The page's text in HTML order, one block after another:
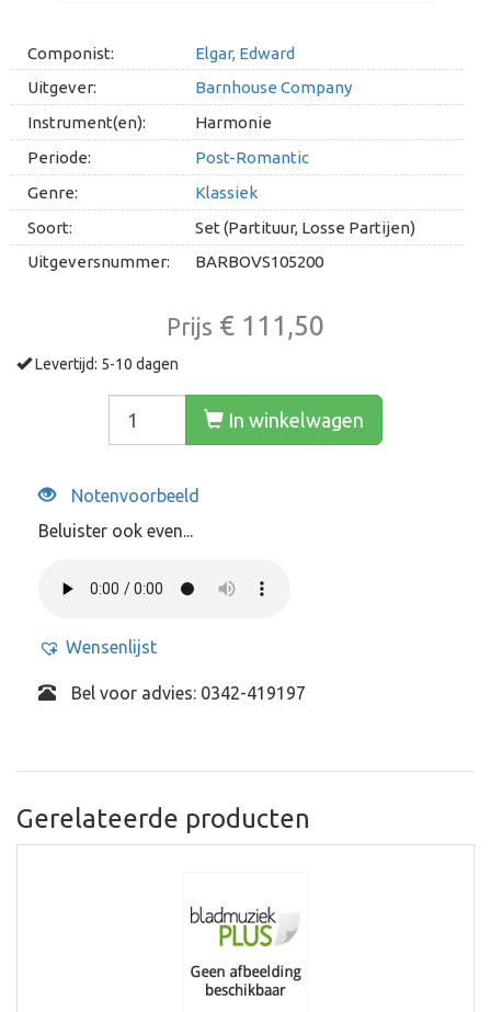
Componist:
Elgar, Edward
Uitgever:
Barnhouse Company
Instrument(en):
Harmonie
Periode:
Post-Romantic
Genre:
Klassiek
Soort:
Set (Partituur, Losse Partijen)
Uitgeversnummer:
BARBOVS105200
Prijs € 111,50
Levertijd: 5-10 dagen
In winkelwagen
Notenvoorbeeld
Beluister ook even...
Wensenlijst
Bel voor advies: 0342-419197
Gerelateerde producten